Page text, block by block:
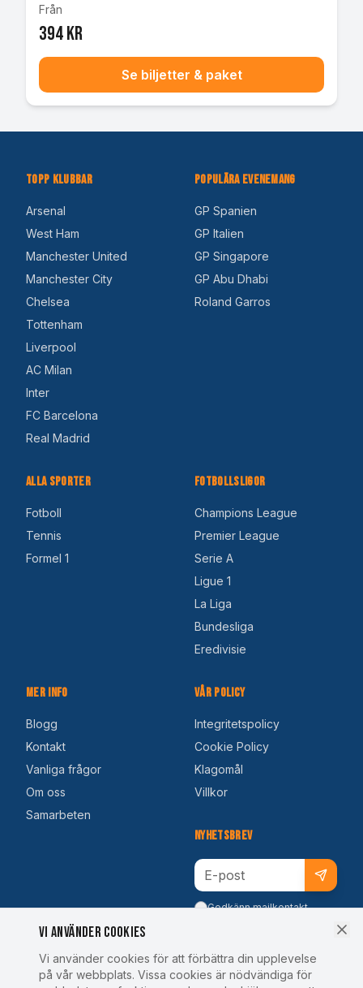
Från
394 kr
Se biljetter & paket
Topp Klubbar
Arsenal
West Ham
Manchester United
Manchester City
Chelsea
Tottenham
Liverpool
AC Milan
Inter
FC Barcelona
Real Madrid
Populära Evenemang
GP Spanien
GP Italien
GP Singapore
GP Abu Dhabi
Roland Garros
Alla Sporter
Fotboll
Tennis
Formel 1
Fotbollsligor
Champions League
Premier League
Serie A
Ligue 1
La Liga
Bundesliga
Eredivisie
Mer Info
Blogg
Kontakt
Vanliga frågor
Om oss
Samarbeten
Vår Policy
Integritetspolicy
Cookie Policy
Klagomål
Villkor
Nyhetsbrev
Godkänn mailkontakt
Vi använder cookies
Vi använder cookies för att förbättra din upplevelse
på vår webbplats. Vissa cookies är nödvändiga för